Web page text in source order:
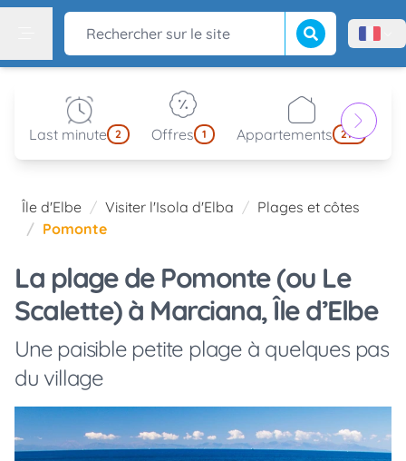
Rechercher sur le site Lancer la Menù
Last minute 2 Offres 1 Appartements 214
Île d'Elbe Visiter l'Isola d'Elba
Plages et côtes
Pomonte
La plage de Pomonte (ou Le
Scalette) à Marciana, Île d’Elbe
Une paisible petite plage à quelques pas
du village